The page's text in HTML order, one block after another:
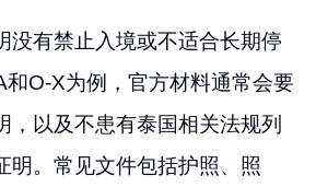
没有禁止入境或不适合长期停
和O-X为例，官方材料通常会要
，以及不患有泰国相关法规列
明。常见文件包括护照、照